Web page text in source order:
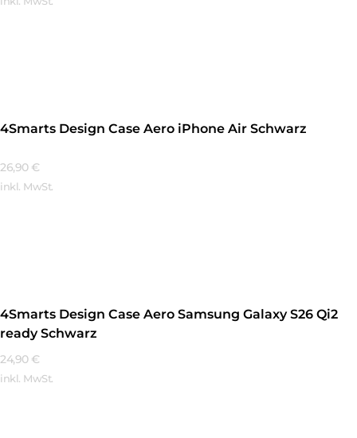
4Smarts Design Case Aero iPhone Air Schwarz
26,90 €
inkl. MwSt.
4Smarts Design Case Aero Samsung Galaxy S26 Qi2
ready Schwarz
24,90 €
inkl. MwSt.